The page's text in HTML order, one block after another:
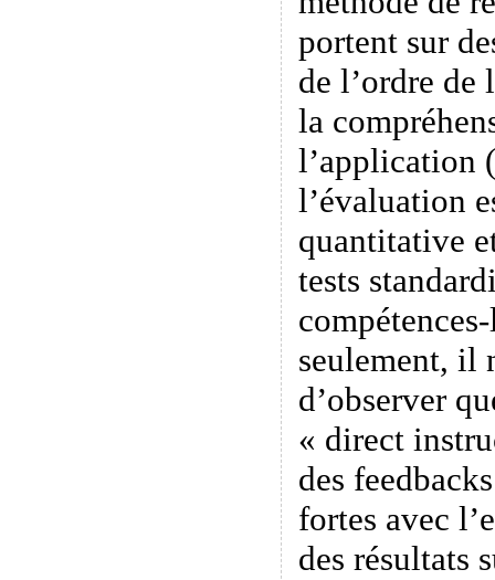
portent sur
de l’ordre de
la
l’application
l’évaluation
quantitative
tests
seulement, il
d’observer
« direct
des
fortes avec
des résultats